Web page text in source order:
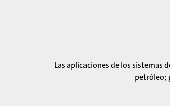
Las aplicaciones de los sistemas
petróleo;